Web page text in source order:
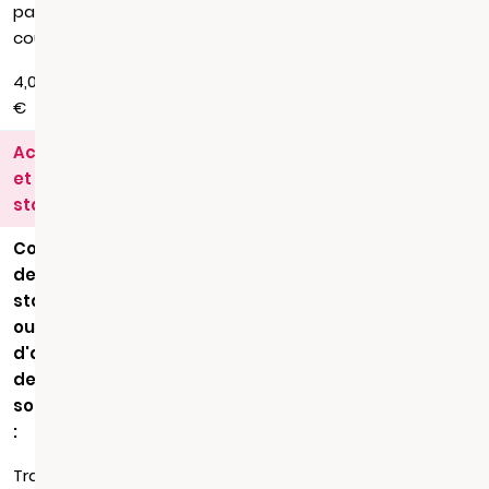
par
courrier
4,00
€
Actes
et
statuts
Copie
de
statuts
ou
d'acte
de
société
:
Transmission